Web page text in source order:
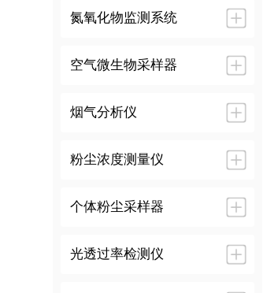
氮氧化物监测系统
空气微生物采样器
烟气分析仪
粉尘浓度测量仪
个体粉尘采样器
光透过率检测仪